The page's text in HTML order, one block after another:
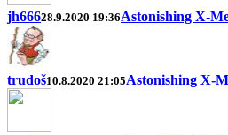
jh66628.9.2020 19:36Astonishing X-
trudoš10.8.2020 21:05Astonishing X-